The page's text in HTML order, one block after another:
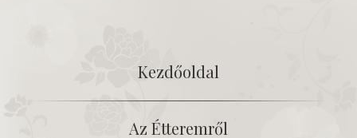
Kezdőoldal
Az Étteremről